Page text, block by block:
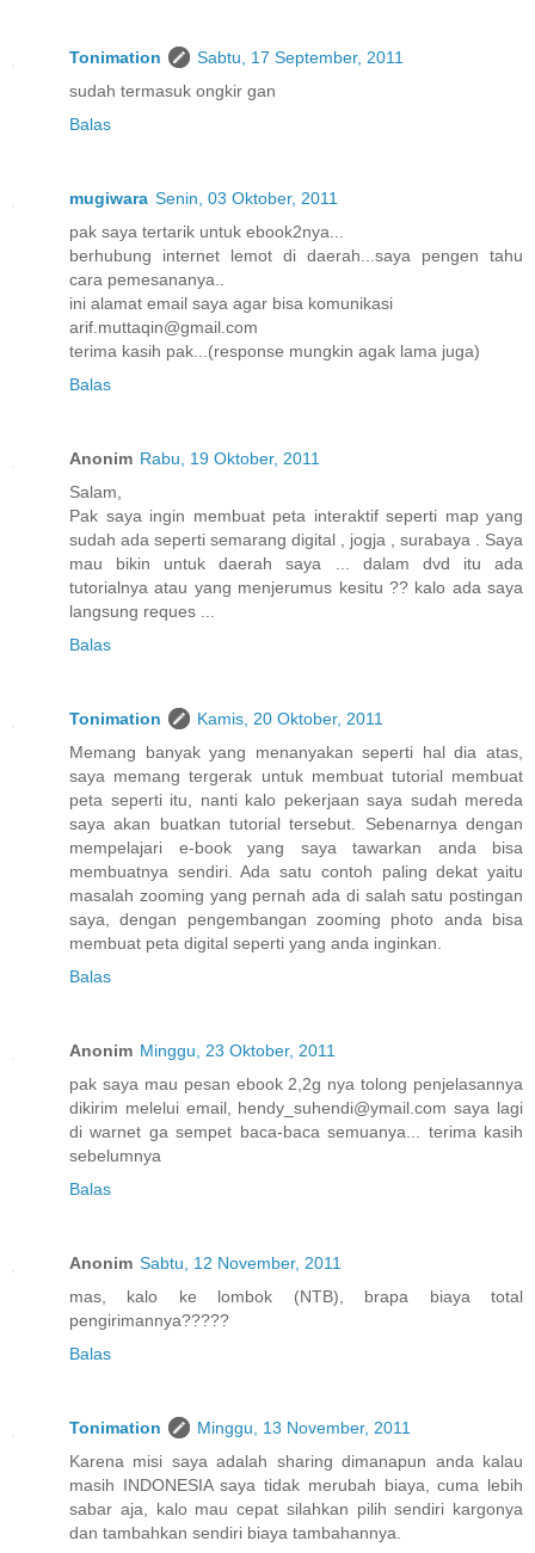
Tonimation
Sabtu, 17 September, 2011
sudah termasuk ongkir gan
Balas
mugiwara Senin, 03 Oktober, 2011
pak saya tertarik untuk ebook2nya...
berhubung internet lemot di daerah...saya pengen tahu
cara pemesananya..
ini alamat email saya agar bisa komunikasi
arif.muttaqin@gmail.com
terima kasih pak...(response mungkin agak lama juga)
Balas
Anonim Rabu, 19 Oktober, 2011
Salam,
Pak saya ingin membuat peta interaktif seperti map yang
sudah ada seperti semarang digital , jogja , surabaya . Saya
mau bikin untuk daerah saya ... dalam dvd itu ada
tutorialnya atau yang menjerumus kesitu ?? kalo ada saya
langsung reques ...
Balas
Tonimation
Kamis, 20 Oktober, 2011
Memang banyak yang menanyakan seperti hal dia atas,
saya memang tergerak untuk membuat tutorial membuat
peta seperti itu, nanti kalo pekerjaan saya sudah mereda
saya akan buatkan tutorial tersebut. Sebenarnya dengan
mempelajari e-book yang saya tawarkan anda bisa
membuatnya sendiri. Ada satu contoh paling dekat yaitu
masalah zooming yang pernah ada di salah satu postingan
saya, dengan pengembangan zooming photo anda bisa
membuat peta digital seperti yang anda inginkan.
Balas
Anonim Minggu, 23 Oktober, 2011
pak saya mau pesan ebook 2,2g nya tolong penjelasannya
dikirim melelui email, hendy_suhendi@ymail.com saya lagi
di warnet ga sempet baca-baca semuanya... terima kasih
sebelumnya
Balas
Anonim Sabtu, 12 November, 2011
mas, kalo ke lombok (NTB), brapa biaya total
pengirimannya?????
Balas
Tonimation
Minggu, 13 November, 2011
Karena misi saya adalah sharing dimanapun anda kalau
masih INDONESIA saya tidak merubah biaya, cuma lebih
sabar aja, kalo mau cepat silahkan pilih sendiri kargonya
dan tambahkan sendiri biaya tambahannya.